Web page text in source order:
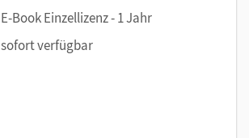
E-Book Einzellizenz - 1 Jahr
sofort verfügbar